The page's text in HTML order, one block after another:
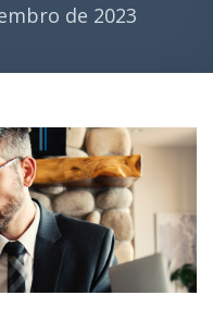
de 2023